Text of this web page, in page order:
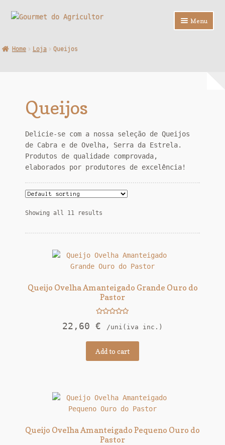
Ir
navegação
Saltar
conteúdo
Menu
Home Loja Queijos
Queijos
Delicie-se com a nossa seleção de Queijos
de Cabra e de Ovelha, Serra da Estrela.
Produtos de qualidade comprovada,
elaborados por produtores de excelência!
Showing all 11 results
Queijo Ovelha Amanteigado Grande Ouro do
Pastor
out of 5
22,60 € /uni(iva inc.)
Add to cart
Queijo Ovelha Amanteigado Pequeno Ouro do
Pastor